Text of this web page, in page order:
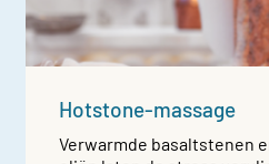
Hotstone-massage
Verwarmde basaltstenen